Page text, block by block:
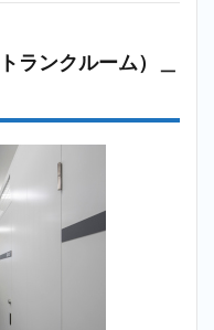
ランクルーム）＿